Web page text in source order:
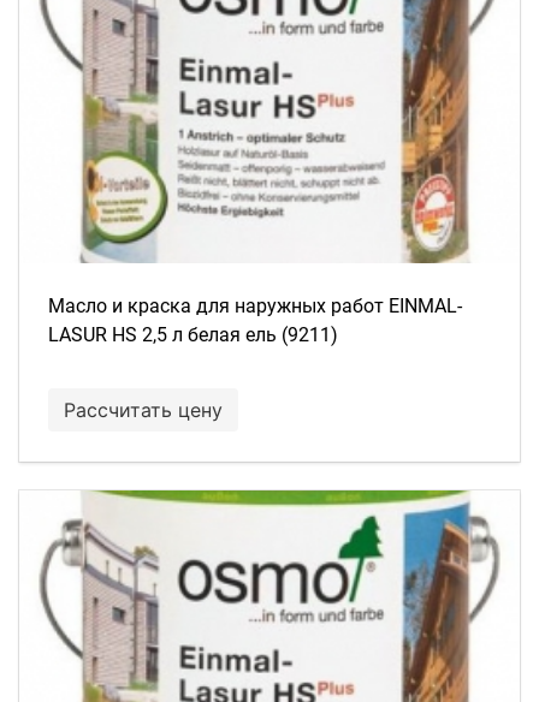
Масло и краска для наружных работ EINMAL-
LASUR HS 2,5 л белая ель (9211)
Рассчитать цену